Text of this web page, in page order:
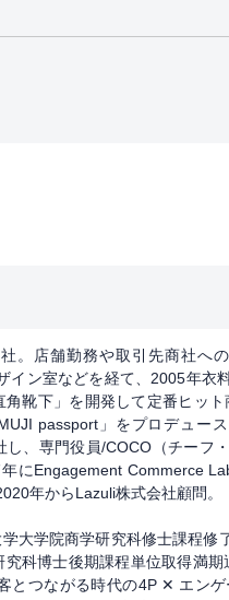
。店舗勤務や取引先商社へ
イン室などを経て、2005年衣
角靴下」を開発して定番ヒッ
passport」をプロデュー
し、専門役員/COCO（チーフ
にEngagement Commerce
年からLazuli株式会社顧問。
大学院商学研究科修士課程修
究科博士後期課程単位取得満
とつながる時代の4P ✕ エン